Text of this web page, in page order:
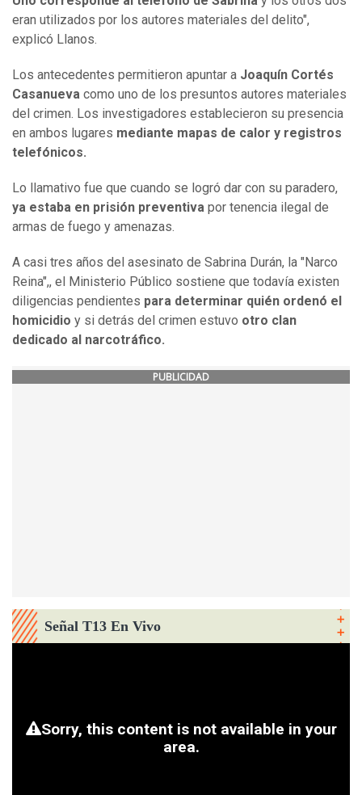
eran utilizados por los autores materiales del delito",
explicó Llanos.
Los antecedentes permitieron apuntar a Joaquín Cortés
Casanueva como uno de los presuntos autores materiales
del crimen. Los investigadores establecieron su presencia
en ambos lugares mediante mapas de calor y registros
telefónicos.
Lo llamativo fue que cuando se logró dar con su paradero,
ya estaba en prisión preventiva por tenencia ilegal de
armas de fuego y amenazas.
A casi tres años del asesinato de Sabrina Durán, la "Narco
Reina",, el Ministerio Público sostiene que todavía existen
diligencias pendientes para determinar quién ordenó el
homicidio y si detrás del crimen estuvo otro clan
dedicado al narcotráfico.
PUBLICIDAD
Señal T13 En Vivo